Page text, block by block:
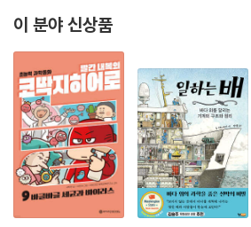
이 분야 신상품